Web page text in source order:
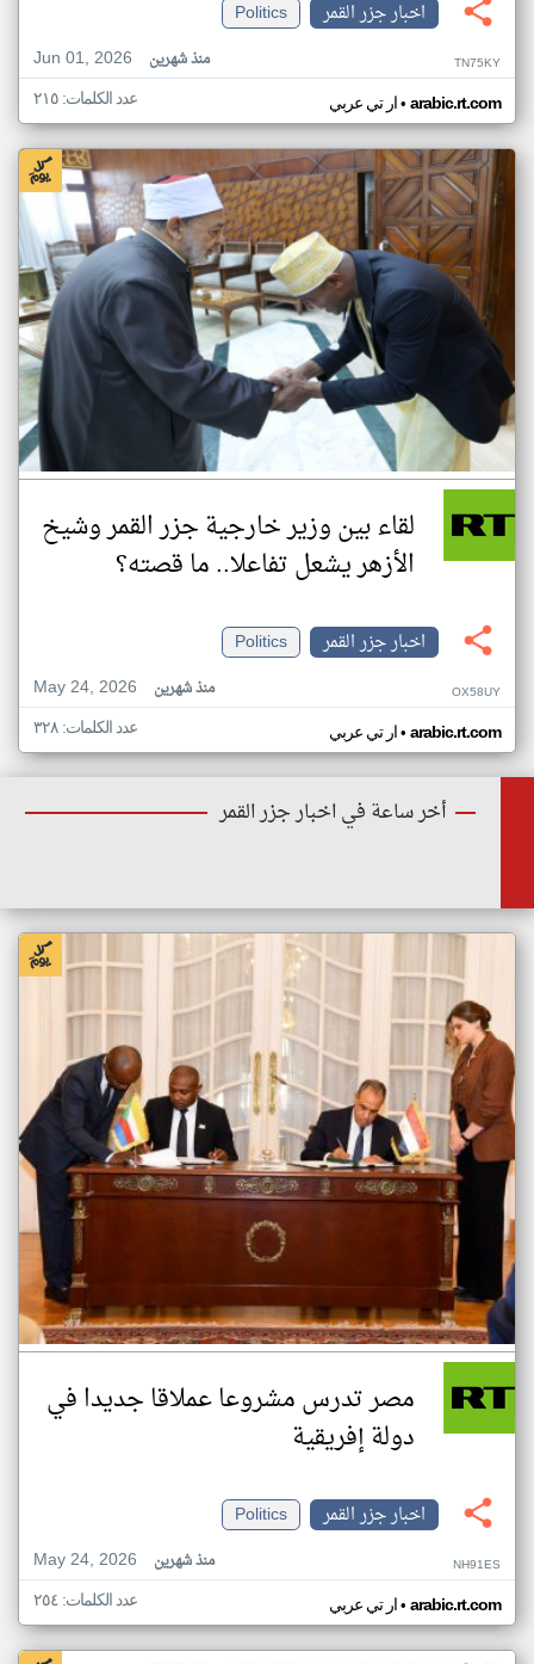
اخبار جزر القمر
Politics
Jun 01, 2026
منذ شهرين TN75KY
ار تي عربي• arabic.rt.com عدد الكلمات: ٢١٥
لقاء بين وزير خارجية جزر القمر وشيخ
الأزهر يشعل تفاعلا.. ما قصته؟
اخبار جزر القمر
Politics
May 24, 2026
منذ شهرين OX58UY
ار تي عربي• arabic.rt.com عدد الكلمات: ٣٢٨
أخر ساعة في اخبار جزر القمر
مصر تدرس مشروعا عملاقا جديدا في
دولة إفريقية
اخبار جزر القمر
Politics
May 24, 2026
منذ شهرين NH91ES
ار تي عربي• arabic.rt.com عدد الكلمات: ٢٥٤